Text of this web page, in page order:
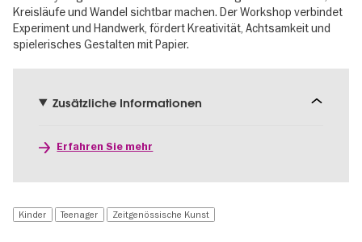
Kreisläufe und Wandel sichtbar machen. Der Workshop verbindet
Experiment und Handwerk, fördert Kreativität, Achtsamkeit und
spielerisches Gestalten mit Papier.
Zusätzliche Informationen
Erfahren Sie mehr
Kinder Teenager Zeitgenössische Kunst